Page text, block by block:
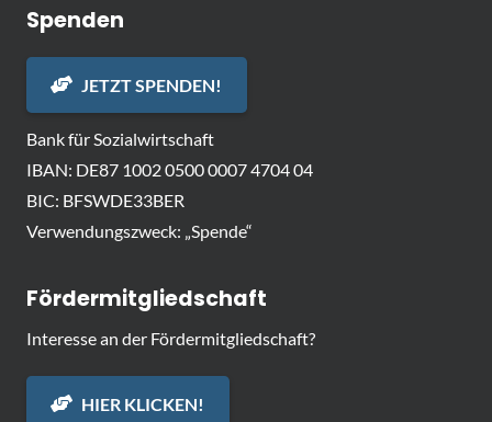
Spenden
JETZT SPENDEN!
Bank für Sozialwirtschaft
IBAN: DE87 1002 0500 0007 4704 04
BIC: BFSWDE33BER
Verwendungszweck: „Spende“
Fördermitgliedschaft
Interesse an der Fördermitgliedschaft?
HIER KLICKEN!